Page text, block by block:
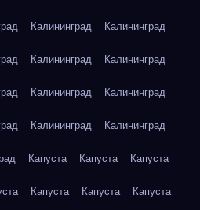
Калининград Калининград
Калининград Калининград
Калининград Калининград
Калининград Калининград
Капуста Капуста Капуста
Капуста Капуста Капуста